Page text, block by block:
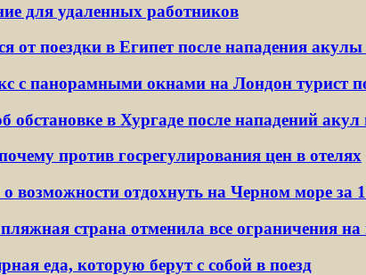
для удаленных работников
от поездки в Египет после нападения акулы
с панорамными окнами на Лондон турист
обстановке в Хургаде после нападений
против госрегулирования цен в отелях
о возможности отдохнуть на Черном море за
страна отменила все ограничения на
еда, которую берут с собой в поезд